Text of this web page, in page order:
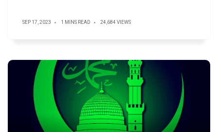
SEP 17, 2023 1 MINS READ 24,684 VIEWS